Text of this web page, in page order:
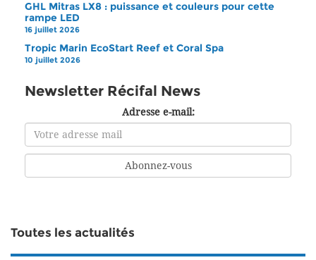
GHL Mitras LX8 : puissance et couleurs pour cette
rampe LED
16 juillet 2026
Tropic Marin EcoStart Reef et Coral Spa
10 juillet 2026
Newsletter Récifal News
Adresse e-mail:
Toutes les actualités